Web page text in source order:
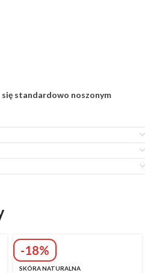
standardowo noszonym
-18%
SKÓRA NATURALNA